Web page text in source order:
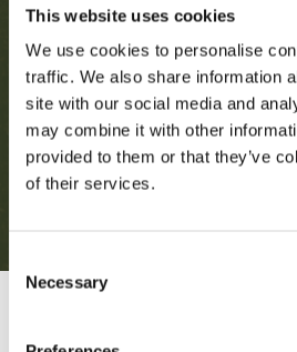
This website uses cookies
We use cookies to personalise
traffic. We also share information
site with our social media and
may combine it with other
provided to them or that they’ve
of their services.
Selection
Necessary